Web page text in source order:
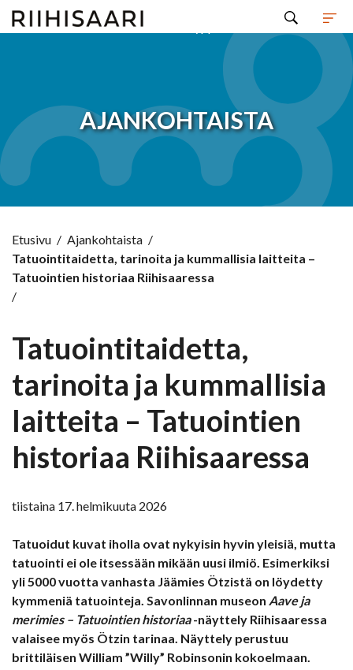
AJANKOHTAISTA
Etusivu / Ajankohtaista /
Tatuointitaidetta, tarinoita ja kummallisia laitteita –
Tatuointien historiaa Riihisaaressa
/
Tatuointitaidetta,
tarinoita ja kummallisia
laitteita – Tatuointien
historiaa Riihisaaressa
tiistaina 17. helmikuuta 2026
Tatuoidut kuvat iholla ovat nykyisin hyvin yleisiä, mutta
tatuointi ei ole itsessään mikään uusi ilmiö. Esimerkiksi
yli 5000 vuotta vanhasta Jäämies Ötzistä on löydetty
kymmeniä tatuointeja. Savonlinnan museon Aave ja
merimies – Tatuointien historiaa-näyttely Riihisaaressa
valaisee myös Ötzin tarinaa. Näyttely perustuu
brittiläisen William ”Willy” Robinsonin kokoelmaan.